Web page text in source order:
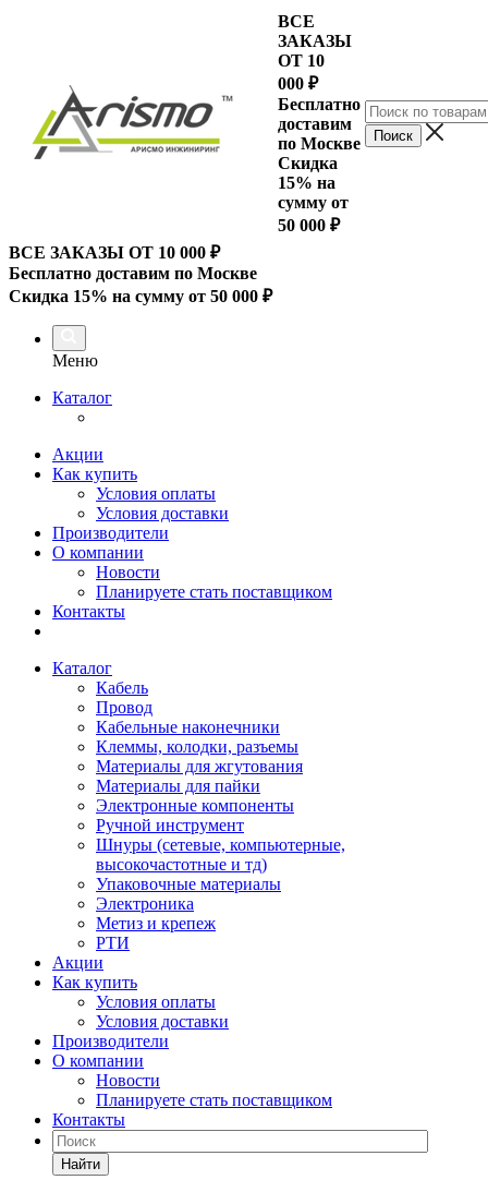
ВСЕ
ЗАКАЗЫ
ОТ 10
000 ₽
Бесплатно
доставим
по Москве
Скидка
15% на
сумму от
50 000 ₽
ВСЕ ЗАКАЗЫ ОТ 10 000 ₽
Бесплатно доставим по Москве
Скидка 15% на сумму от 50 000 ₽
Меню
Каталог
Акции
Как купить
Условия оплаты
Условия доставки
Производители
О компании
Новости
Планируете стать поставщиком
Контакты
Каталог
Кабель
Провод
Кабельные наконечники
Клеммы, колодки, разъемы
Материалы для жгутования
Материалы для пайки
Электронные компоненты
Ручной инструмент
Шнуры (сетевые, компьютерные,
высокочастотные и тд)
Упаковочные материалы
Электроника
Метиз и крепеж
РТИ
Акции
Как купить
Условия оплаты
Условия доставки
Производители
О компании
Новости
Планируете стать поставщиком
Контакты
Найти